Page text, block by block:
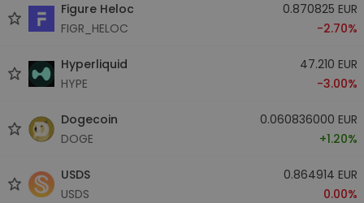
Figure Heloc
FIGR_HELOC
0.870825 EUR
-2.70%
Hyperliquid
HYPE
47.210 EUR
-3.00%
Dogecoin
DOGE
0.060836000 EUR
+1.20%
USDS
USDS
0.864914 EUR
0.00%